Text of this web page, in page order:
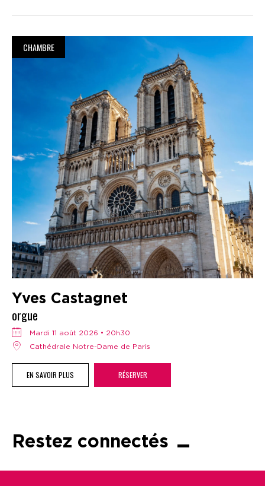
CHAMBRE
Yves Castagnet
orgue
mardi 11 août 2026 • 20h30
Cathédrale Notre-Dame de Paris
EN SAVOIR PLUS RÉSERVER
Restez connectés